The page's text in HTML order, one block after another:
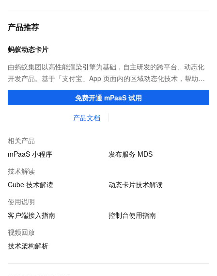
产品推荐
蚂蚁动态卡片
由蚂蚁集团以高性能渲染引擎为基础，自主研发的跨平台、动态化
开发产品。基于「支付宝」App 页面内的区域动态化技术，帮助客
户提升研发效率的同时，追求轻量、流畅的 App 性能体验。
免费开通 mPaaS 试用
产品文档
相关产品
mPaaS 小程序
发布服务 MDS
技术解读
Cube 技术解读
动态卡片技术解读
使用说明
客户端接入指南
控制台使用指南
视频回放
技术架构解析